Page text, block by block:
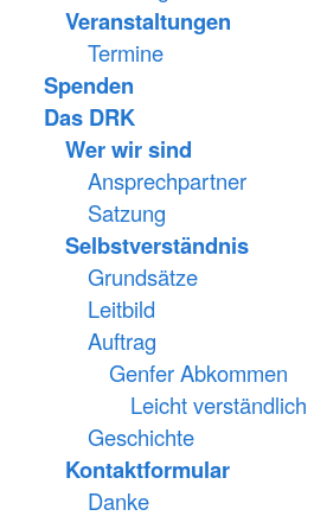
Veranstaltungen
Termine
Spenden
Das DRK
Wer wir sind
Ansprechpartner
Satzung
Selbstverständnis
Grundsätze
Leitbild
Auftrag
Genfer Abkommen
Leicht verständlich
Geschichte
Kontaktformular
Danke